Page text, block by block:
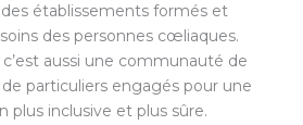
établissements formés et
des personnes cœliaques.
aussi une communauté de
particuliers engagés pour une
plus inclusive et plus sûre.